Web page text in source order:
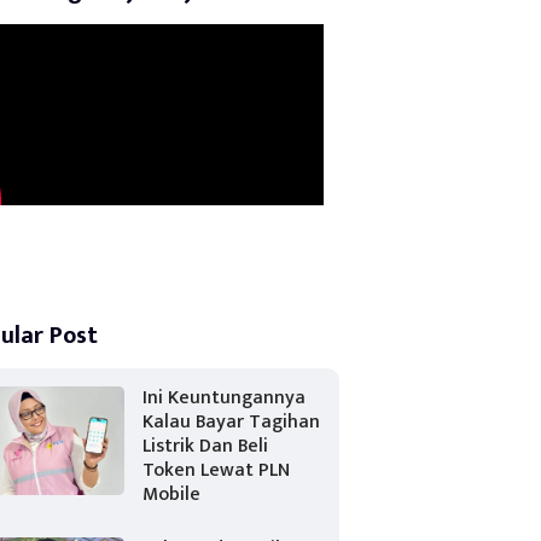
Post
Ini Keuntungannya
Kalau Bayar Tagihan
Listrik Dan Beli
Token Lewat PLN
Mobile